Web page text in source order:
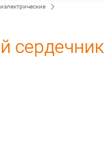
сердечник